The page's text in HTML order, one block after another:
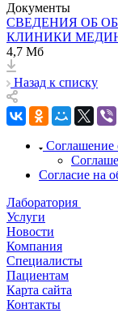
Документы
СВЕДЕНИЯ ОБ
КЛИНИКИ
4,7 Мб
Назад к списку
Соглашение
Согласие на
Лаборатория
Услуги
Новости
Компания
Специалисты
Пациентам
Карта сайта
Контакты